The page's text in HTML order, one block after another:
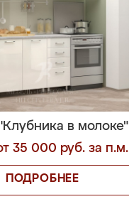
в молоке"
35 000 руб. за п.м.
ПОДРОБНЕЕ